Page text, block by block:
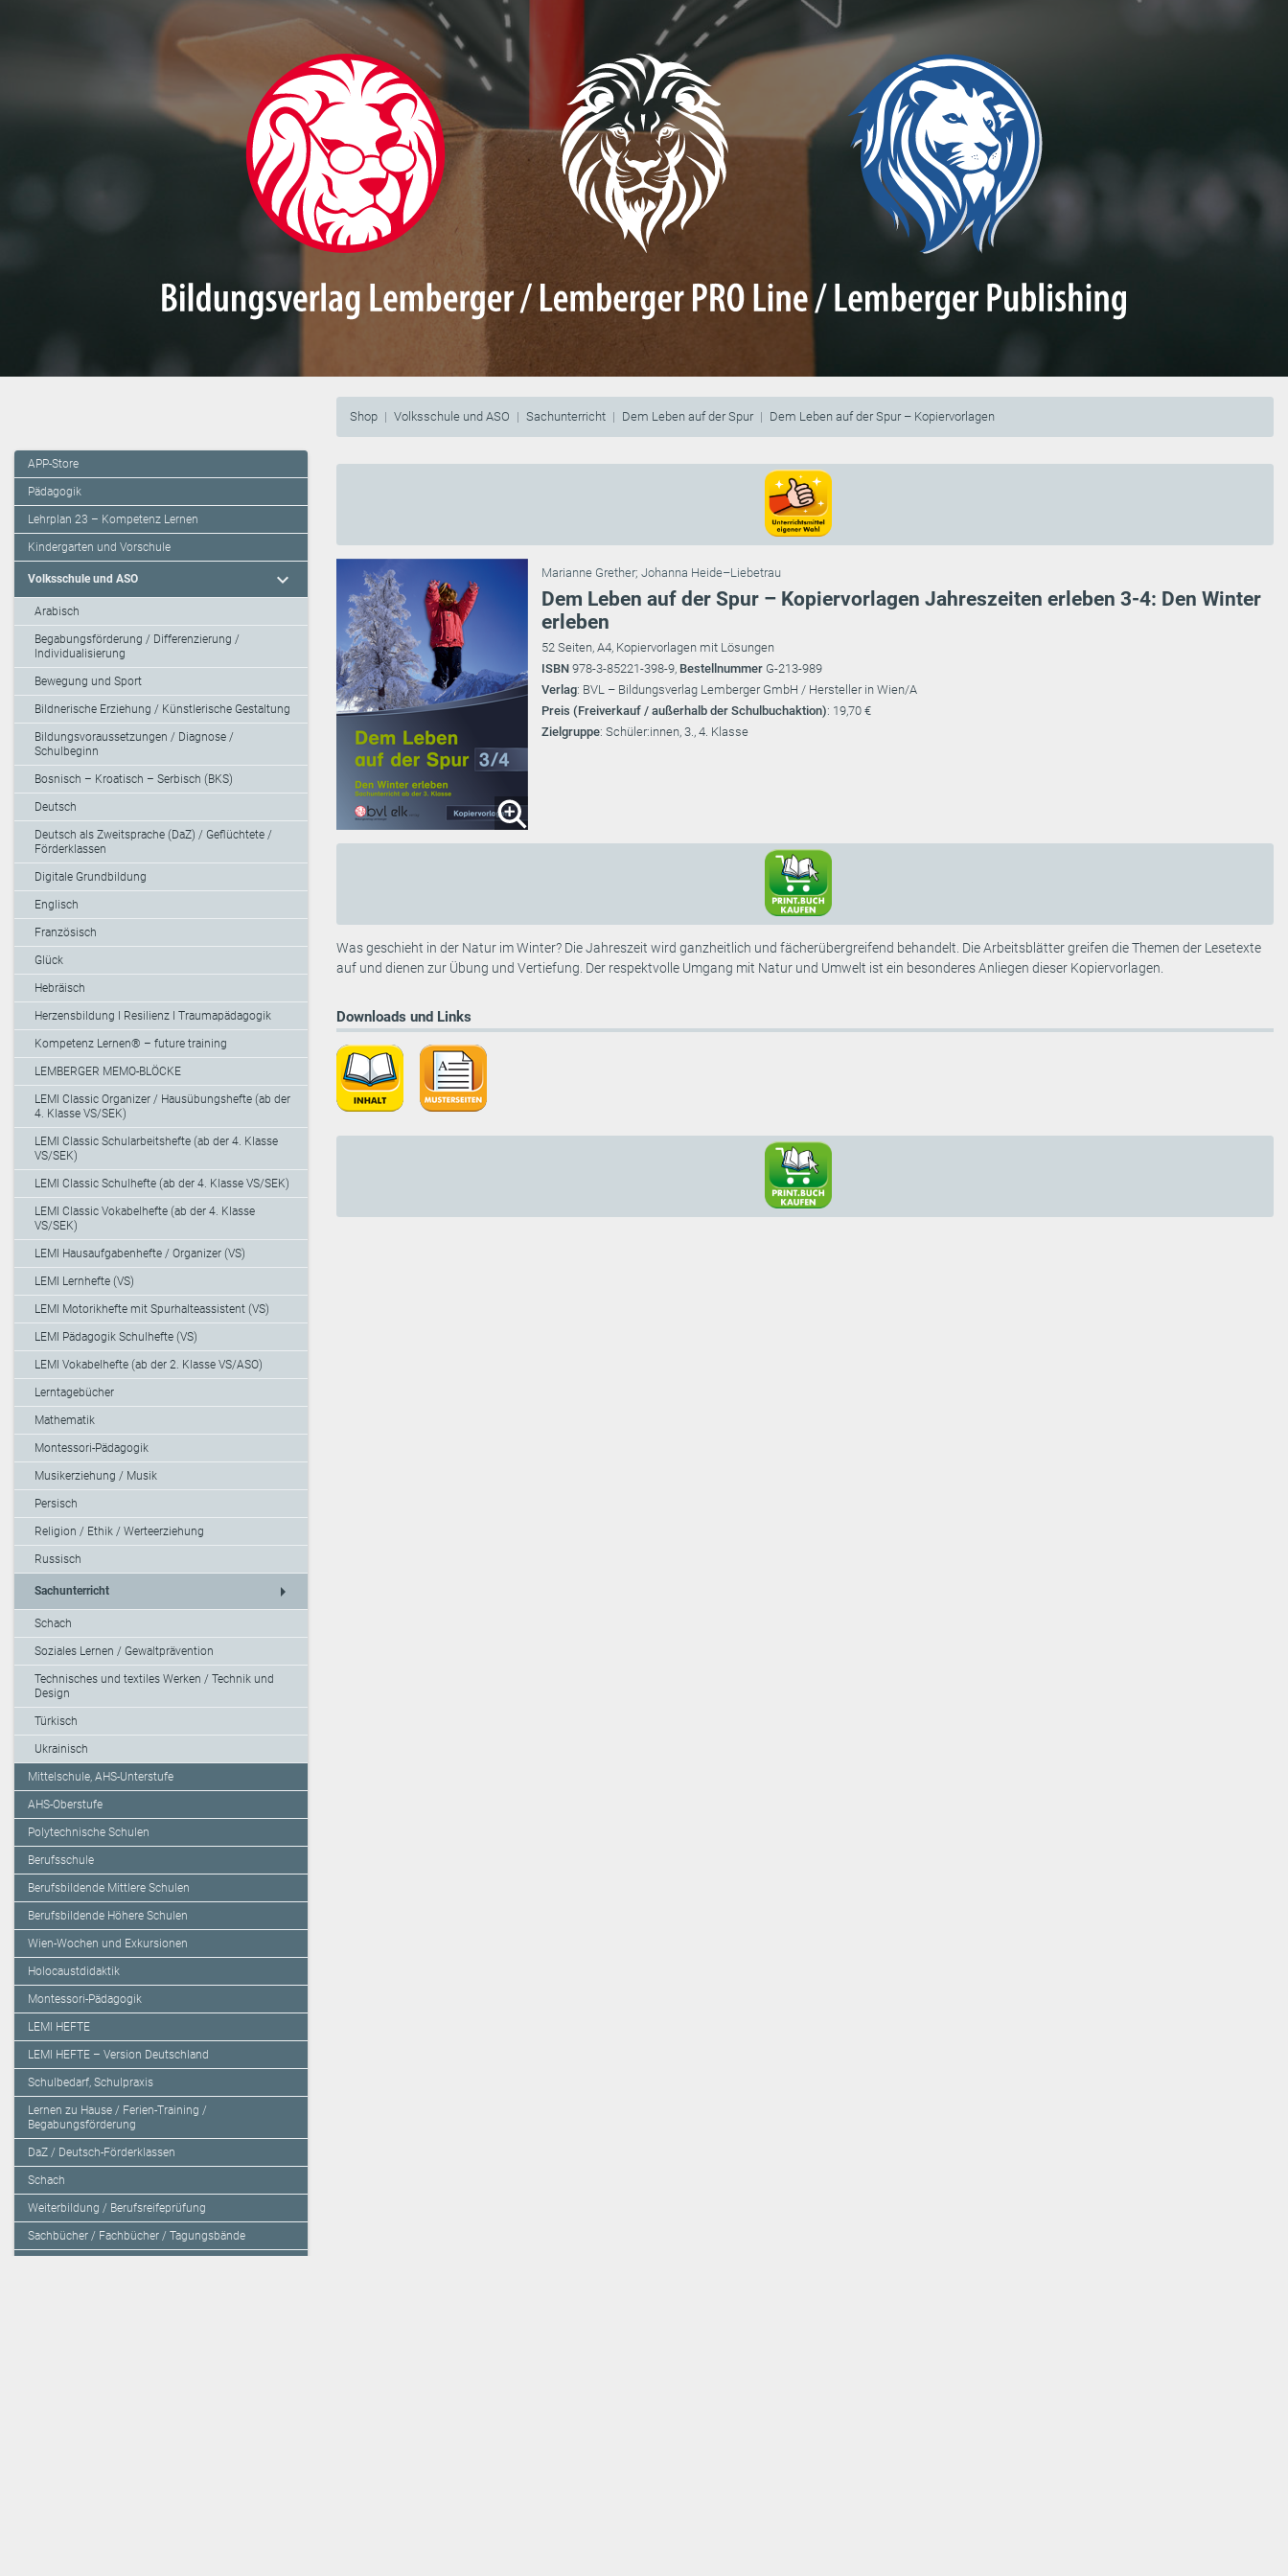
Shop Volksschule und ASO Sachunterricht Dem Leben auf der Spur Dem Leben auf der Spur – Kopiervorlagen
APP-Store
Pädagogik
Lehrplan 23 – Kompetenz Lernen
Kindergarten und Vorschule
Volksschule und ASO expand_more
Arabisch
Begabungsförderung / Differenzierung /
Individualisierung
Bewegung und Sport
Bildnerische Erziehung / Künstlerische Gestaltung
Bildungsvoraussetzungen / Diagnose /
Schulbeginn
Bosnisch – Kroatisch – Serbisch (BKS)
Deutsch
Deutsch als Zweitsprache (DaZ) / Geflüchtete /
Förderklassen
Digitale Grundbildung
Englisch
Französisch
Glück
Hebräisch
Herzensbildung I Resilienz I Traumapädagogik
Kompetenz Lernen® – future training
LEMBERGER MEMO-BLÖCKE
LEMI Classic Organizer / Hausübungshefte (ab der
4. Klasse VS/SEK)
LEMI Classic Schularbeitshefte (ab der 4. Klasse
VS/SEK)
LEMI Classic Schulhefte (ab der 4. Klasse VS/SEK)
LEMI Classic Vokabelhefte (ab der 4. Klasse
VS/SEK)
LEMI Hausaufgabenhefte / Organizer (VS)
LEMI Lernhefte (VS)
LEMI Motorikhefte mit Spurhalteassistent (VS)
LEMI Pädagogik Schulhefte (VS)
LEMI Vokabelhefte (ab der 2. Klasse VS/ASO)
Lerntagebücher
Mathematik
Montessori-Pädagogik
Musikerziehung / Musik
Persisch
Religion / Ethik / Werteerziehung
Russisch
Sachunterricht arrow_right
Schach
Soziales Lernen / Gewaltprävention
Technisches und textiles Werken / Technik und
Design
Türkisch
Ukrainisch
Mittelschule, AHS-Unterstufe
AHS-Oberstufe
Polytechnische Schulen
Berufsschule
Berufsbildende Mittlere Schulen
Berufsbildende Höhere Schulen
Wien-Wochen und Exkursionen
Holocaustdidaktik
Montessori-Pädagogik
LEMI HEFTE
LEMI HEFTE – Version Deutschland
Schulbedarf, Schulpraxis
Lernen zu Hause / Ferien-Training /
Begabungsförderung
DaZ / Deutsch-Förderklassen
Schach
Weiterbildung / Berufsreifeprüfung
Sachbücher / Fachbücher / Tagungsbände
Marianne Grether; Johanna Heide–Liebetrau
Dem Leben auf der Spur – Kopiervorlagen Jahreszeiten erleben 3-4: Den Winter
erleben
52 Seiten, A4, Kopiervorlagen mit Lösungen
ISBN 978-3-85221-398-9, Bestellnummer G-213-989
Verlag: BVL – Bildungsverlag Lemberger GmbH / Hersteller in Wien/A
Preis (Freiverkauf / außerhalb der Schulbuchaktion): 19,70 €
Zielgruppe: Schüler:innen, 3., 4. Klasse
Was geschieht in der Natur im Winter? Die Jahreszeit wird ganzheitlich und fächerübergreifend behandelt. Die Arbeitsblätter greifen die Themen der Lesetexte
auf und dienen zur Übung und Vertiefung. Der respektvolle Umgang mit Natur und Umwelt ist ein besonderes Anliegen dieser Kopiervorlagen.
Downloads und Links